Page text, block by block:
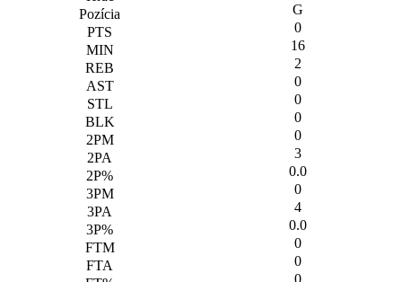
G
0
16
2
0
0
0
0
3
0.0
0
4
0.0
0
0
0